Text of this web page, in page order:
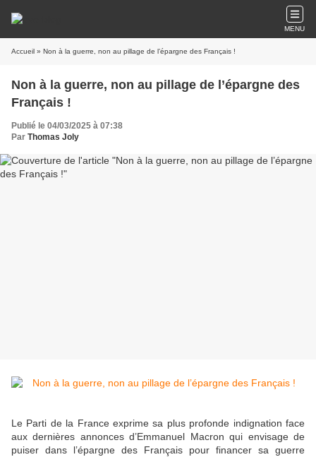
MENU
Accueil » Non à la guerre, non au pillage de l’épargne des Français !
Non à la guerre, non au pillage de l’épargne des
Français !
Publié le 04/03/2025 à 07:38
Par Thomas Joly
Le Parti de la France exprime sa plus profonde indignation face
aux dernières annonces d’Emmanuel Macron qui envisage de
puiser dans l’épargne des Français pour financer sa guerre